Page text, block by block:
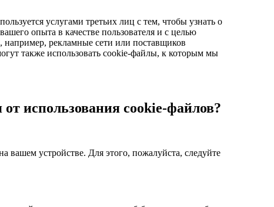
услугами третьих лиц с тем, чтобы узнать о
опыта в качестве пользователя и с целью
например, рекламные сети или поставщиков
также использовать cookie-файлы, к которым мы
от использования cookie-файлов?
вашем устройстве. Для этого, пожалуйста, следуйте